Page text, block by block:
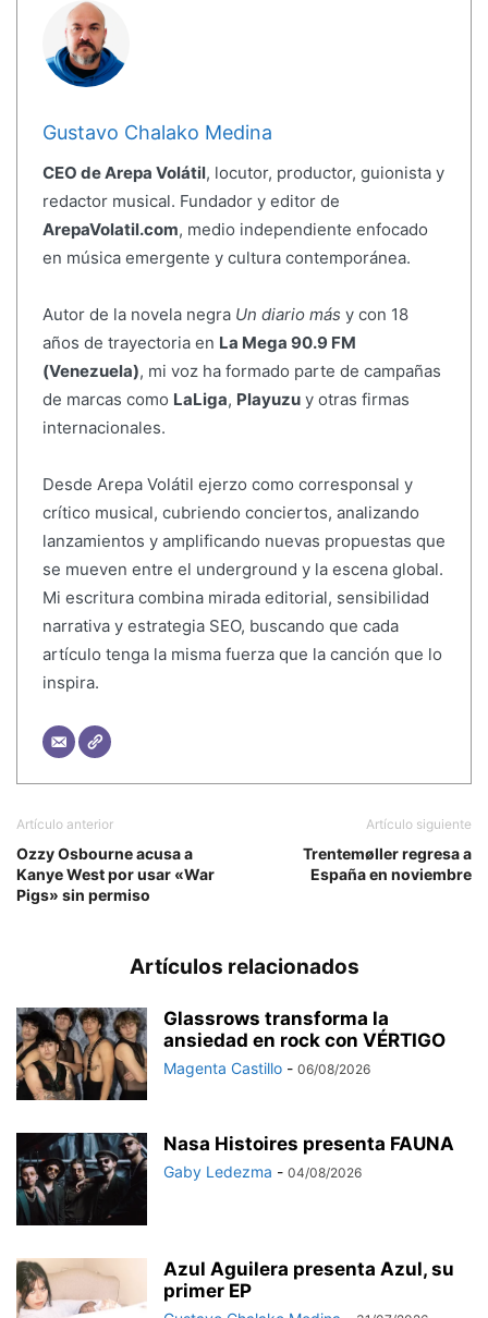
Gustavo Chalako Medina
CEO de Arepa Volátil, locutor, productor, guionista y
redactor musical. Fundador y editor de
ArepaVolatil.com, medio independiente enfocado
en música emergente y cultura contemporánea.
Autor de la novela negra Un diario más y con 18
años de trayectoria en La Mega 90.9 FM
(Venezuela), mi voz ha formado parte de campañas
de marcas como LaLiga, Playuzuy otras firmas
internacionales.
Desde Arepa Volátil ejerzo como corresponsal y
crítico musical, cubriendo conciertos, analizando
lanzamientos y amplificando nuevas propuestas que
se mueven entre el underground y la escena global.
Mi escritura combina mirada editorial, sensibilidad
narrativa y estrategia SEO, buscando que cada
artículo tenga la misma fuerza que la canción que lo
inspira.
Artículo anterior
Ozzy Osbourne acusa a
Kanye West por usar «War
Pigs» sin permiso
Artículo siguiente
Trentemøller regresa a
España en noviembre
Artículos relacionados
Glassrows transforma la
ansiedad en rock con VÉRTIGO
Magenta Castillo - 06/08/2026
Nasa Histoires presenta FAUNA
Gaby Ledezma - 04/08/2026
Azul Aguilera presenta Azul, su
primer EP